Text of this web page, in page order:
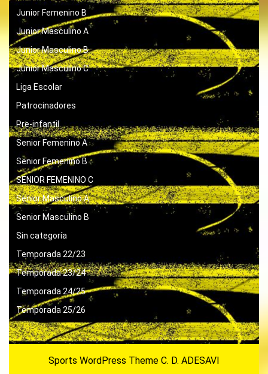
Junior Femenino B
Junior Masculino A
Junior Masculino B
Junior Masculino C
Liga Escolar
Patrocinadores
Pre-infantil
Senior Femenino A
Senior Femenino B
SENIOR FEMENINO C
Senior Masculino A
Senior Masculino B
Sin categoría
Temporada 22/23
Temporada 23/24
Temporada 24/25
Temporada 25/26
Sports WordPress Theme C. D. ADESAVI